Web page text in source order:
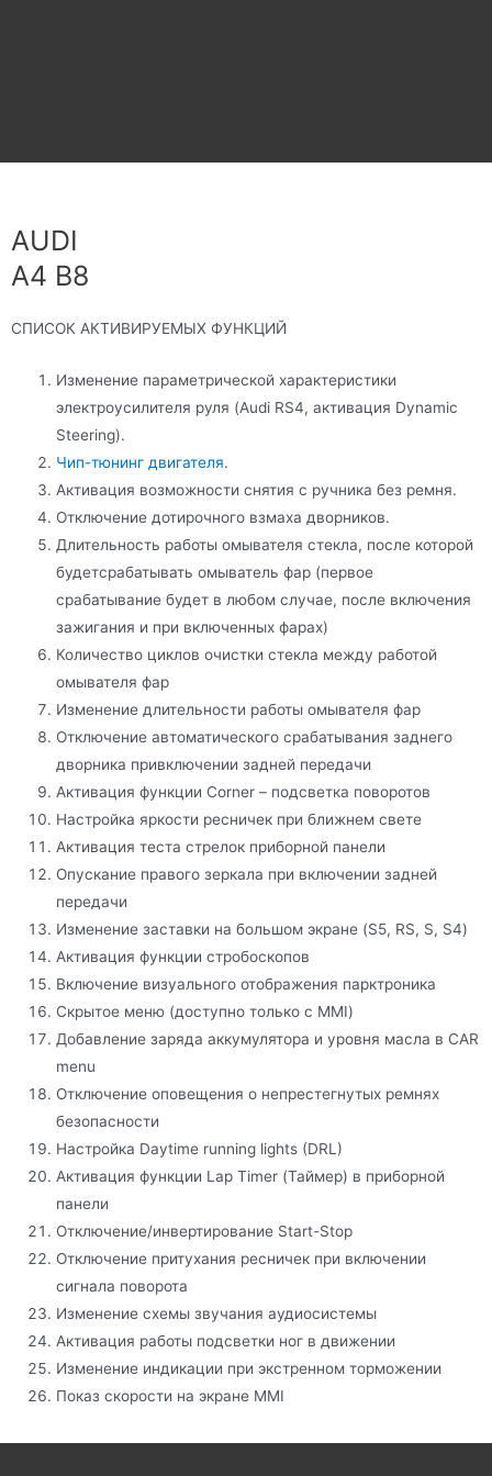
AUDI
A4 B8
СПИСОК АКТИВИРУЕМЫХ ФУНКЦИЙ
Изменение параметрической характеристики
электроусилителя руля (Audi RS4, активация Dynamic
Steering).
Чип-тюнинг двигателя.
Активация возможности снятия с ручника без ремня.
Отключение дотирочного взмаха дворников.
Длительность работы омывателя стекла, после которой
будетсрабатывать омыватель фар (первое
срабатывание будет в любом случае, после включения
зажигания и при включенных фарах)
Количество циклов очистки стекла между работой
омывателя фар
Изменение длительности работы омывателя фар
Отключение автоматического срабатывания заднего
дворника привключении задней передачи
Активация функции Corner – подсветка поворотов
Настройка яркости ресничек при ближнем свете
Активация теста стрелок приборной панели
Опускание правого зеркала при включении задней
передачи
Изменение заставки на большом экране (S5, RS, S, S4)
Активация функции стробоскопов
Включение визуального отображения парктроника
Скрытое меню (доступно только с MMI)
Добавление заряда аккумулятора и уровня масла в CAR
menu
Отключение оповещения о непрестегнутых ремнях
безопасности
Настройка Daytime running lights (DRL)
Активация функции Lap Timer (Таймер) в приборной
панели
Отключение/инвертирование Start-Stop
Отключение притухания ресничек при включении
сигнала поворота
Изменение схемы звучания аудиосистемы
Активация работы подсветки ног в движении
Изменение индикации при экстренном торможении
Показ скорости на экране MMI